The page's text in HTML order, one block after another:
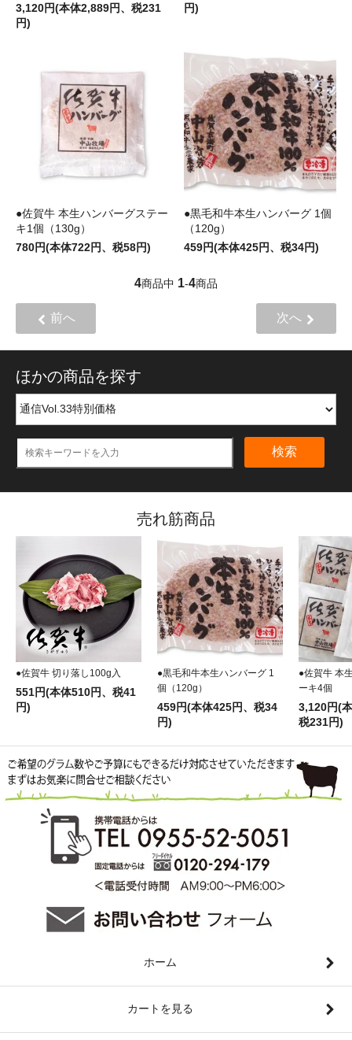
3,120円(本体2,889円、税231
円)
円)
●佐賀牛 本生ハンバーグステー
キ1個（130g）
780円(本体722円、税58円)
●黒毛和牛本生ハンバーグ 1個
（120g）
459円(本体425円、税34円)
4商品中 1-4商品
前へ 次へ
ほかの商品を探す
検索
売れ筋商品
●佐賀牛 切り落し100g入
551円(本体510円、税41
円)
●黒毛和牛本生ハンバーグ 1
個（120g）
459円(本体425円、税34
円)
●佐賀牛 本
ーキ4個
3,120円(
税231円)
ホーム
カートを見る